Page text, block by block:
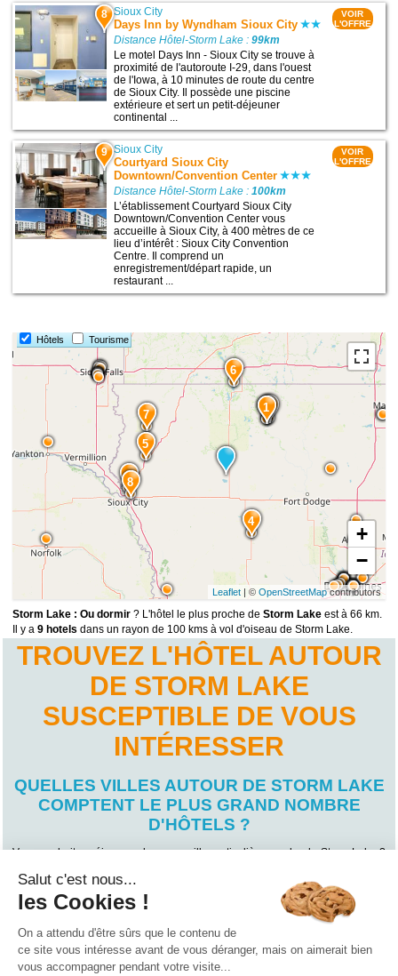
8 Sioux City
Days Inn by Wyndham Sioux City
Distance Hôtel-Storm Lake :99km
Le motel Days Inn - Sioux City se trouve à
proximité de l'autoroute I-29, dans l'ouest
de l'Iowa, à 10 minutes de route du centre
de Sioux City. Il possède une piscine
extérieure et sert un petit-déjeuner
continental ...
VOIR
L'OFFRE
9 Sioux City
Courtyard Sioux City
Downtown/Convention Center
Distance Hôtel-Storm Lake :100km
L’établissement Courtyard Sioux City
Downtown/Convention Center vous
accueille à Sioux City, à 400 mètres de ce
lieu d’intérêt : Sioux City Convention
Centre. Il comprend un
enregistrement/départ rapide, un
restaurant ...
VOIR
L'OFFRE
Hôtels Tourisme
9
8
7
6
5
4
3
2
1
+
−
Leaflet| © OpenStreetMapcontributors
Storm Lake : Ou dormir ? L'hôtel le plus proche deStorm Lake est à 66 km.
Il y a9 hotels dans un rayon de 100 kms à vol d'oiseau de Storm Lake.
TROUVEZ L'HÔTEL AUTOUR
DE STORM LAKE
SUSCEPTIBLE DE VOUS
INTÉRESSER
QUELLES VILLES AUTOUR DE STORM LAKE
COMPTENT LE PLUS GRAND NOMBRE
D'HÔTELS ?
Vous souhaitez séjourner dans une ville particulière proche de Storm Lake ?
Storm Lake qui comptent le plus grand nombre d’hôtels !
Hôtel Emmetsburg
(3)
Hôtel Sioux City(2)
Hôtel Le Mars (1)
Hôtel Sioux Center
Qui sommes nous ? |Contactez-nous
Salut c'est nous...
les Cookies !
On a attendu d'être sûrs que le contenu de
ce site vous intéresse avant de vous déranger, mais on aimerait bien
vous accompagner pendant votre visite...